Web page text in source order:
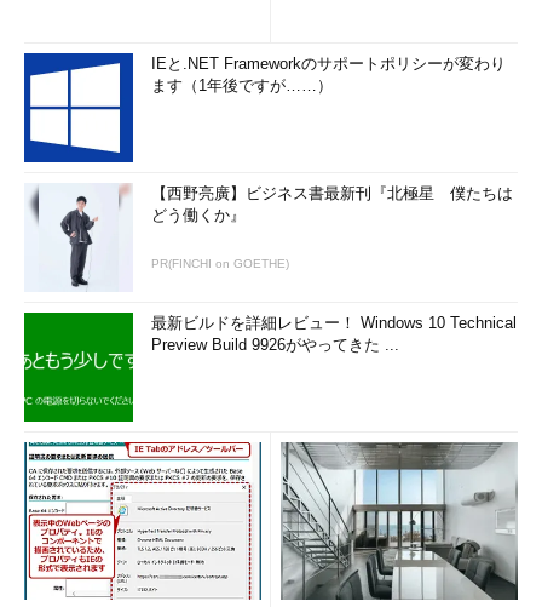
IEと.NET Frameworkのサポートポリシーが変わり
ます（1年後ですが……）
【西野亮廣】ビジネス書最新刊『北極星 僕たちは
どう働くか』
PR(FINCHI on GOETHE)
最新ビルドを詳細レビュー！ Windows 10 Technical
Preview Build 9926がやってきた ...